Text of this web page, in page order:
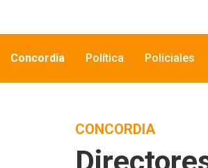
Concordia Política Policiales
CONCORDIA